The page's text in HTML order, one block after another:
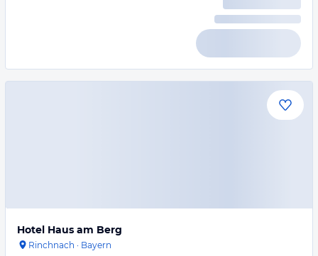
Hotel Haus am Berg
Rinchnach · Bayern